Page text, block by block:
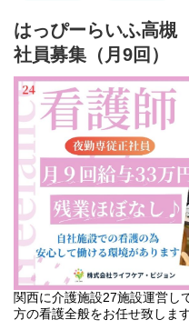
はっぴーらいふ高
社員募集（月9回）
関西に介護施設27施設運営し
方の看護全般をお任せ致しま